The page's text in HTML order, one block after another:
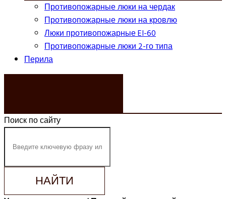
Противопожарные люки на чердак
Противопожарные люки на кровлю
Люки противопожарные EI-60
Противопожарные люки 2-го типа
Перила
Поиск по сайту
НАЙТИ